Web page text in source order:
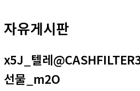
자유게시판
x5J_텔레
선물_m2O